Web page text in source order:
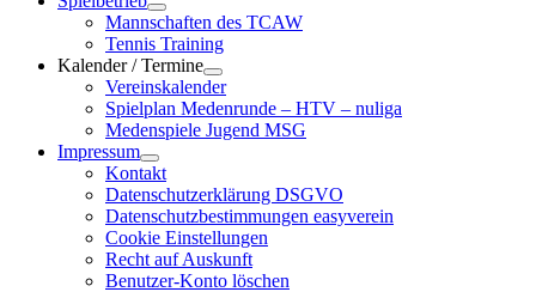
Mannschaften des TCAW
Tennis Training
Kalender / Termine
Vereinskalender
Spielplan Medenrunde – HTV – nuliga
Medenspiele Jugend MSG
Impressum
Kontakt
Datenschutzerklärung DSGVO
Datenschutzbestimmungen easyverein
Cookie Einstellungen
Recht auf Auskunft
Benutzer-Konto löschen